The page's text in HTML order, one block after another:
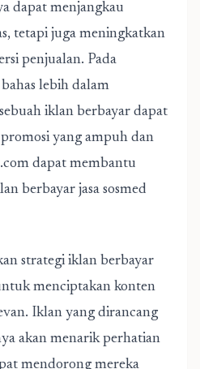
dapat menjangkau
tetapi juga meningkatkan
penjualan. Pada
lebih dalam
iklan berbayar dapat
yang ampuh dan
dapat membantu
berbayar jasa sosmed
strategi iklan berbayar
menciptakan konten
Iklan yang dirancang
akan menarik perhatian
mendorong mereka